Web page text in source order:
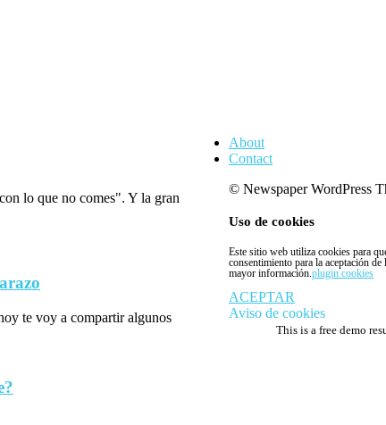
lo que no comes". Y la gran
te voy a compartir algunos
About
Contact
© Newspaper WordPress
Uso de cookies
Este sitio web utiliza cookies para
consentimiento para la aceptación
mayor información.plugin cookies
ACEPTAR
Aviso de cookies
This is a free demo